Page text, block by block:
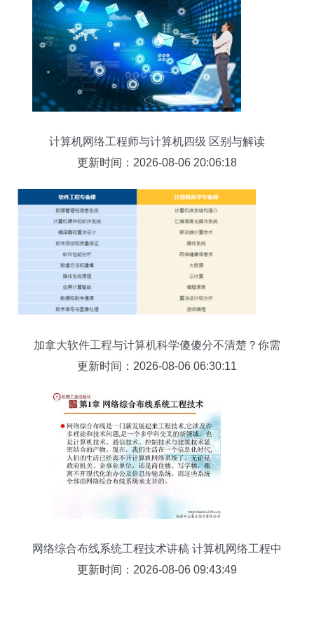
计算机网络工程师与计算机四级 区别与解读
更新时间：2026-08-06 20:06:18
加拿大软件工程与计算机科学傻傻分不清楚？你需
要这篇文章理理思路！',
更新时间：2026-08-06 06:30:11
网络综合布线系统工程技术讲稿 计算机网络工程中
的核心实践
更新时间：2026-08-06 09:43:49